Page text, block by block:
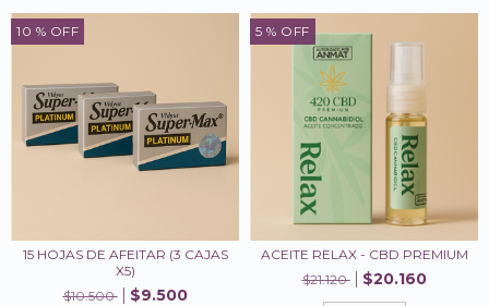
10 % OFF
15 HOJAS DE AFEITAR (3 CAJAS
X5)
$10.500
$9.500
5 % OFF
ACEITE RELAX - CBD PREMIUM
$21.120
$20.160